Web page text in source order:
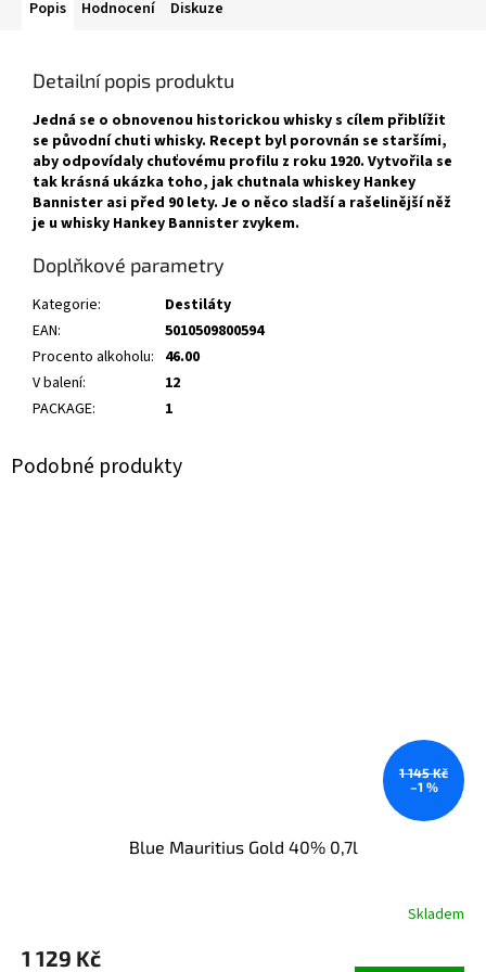
Popis Hodnocení Diskuze
Detailní popis produktu
Jedná se o obnovenou historickou whisky s cílem přiblížit
se původní chuti whisky. Recept byl porovnán se staršími,
aby odpovídaly chuťovému profilu z roku 1920. Vytvořila se
tak krásná ukázka toho, jak chutnala whiskey Hankey
Bannister asi před 90 lety. Je o něco sladší a rašelinější něž
je u whisky Hankey Bannister zvykem.
Doplňkové parametry
Kategorie:
Destiláty
EAN:
5010509800594
Procento alkoholu: 46.00
V balení:
12
PACKAGE: 1
1 145 Kč
–1 %
Blue Mauritius Gold 40% 0,7l
produktu
Skladem
1 129 Kč